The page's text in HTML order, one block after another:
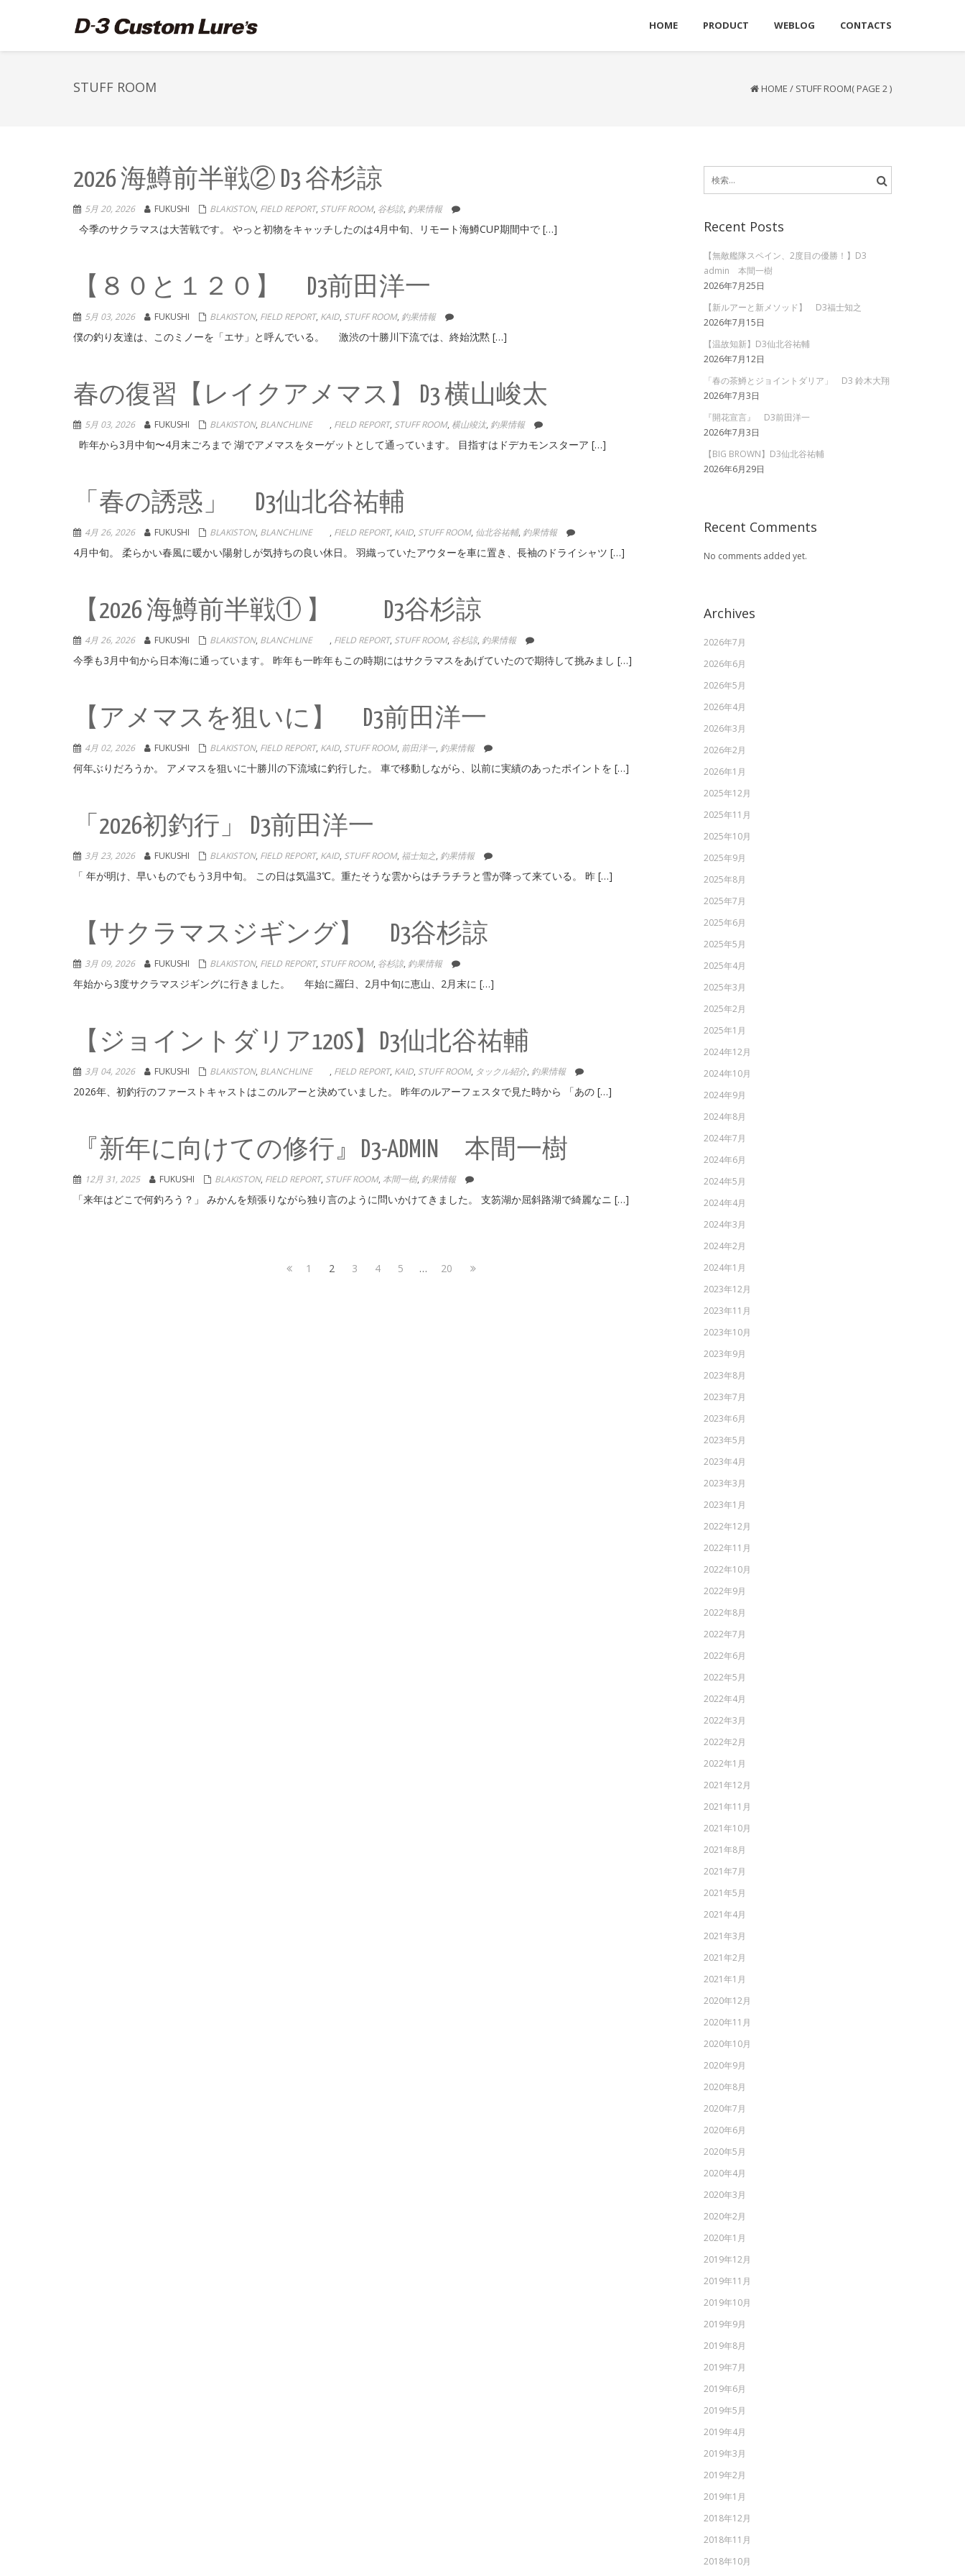
HOME PRODUCT WEBLOG CONTACTS
STUFF ROOM HOME / STUFF ROOM( PAGE 2 )
2026 海鱒前半戦② D3 谷杉諒
5月 20, 2026 FUKUSHI BLAKISTON, FIELD REPORT, STUFF ROOM, 谷杉諒, 釣果情報
今季のサクラマスは大苦戦です。 やっと初物をキャッチしたのは4月中旬、リモート海鱒CUP期間中で […]
【８０と１２０】 D3前田洋一
5月 03, 2026 FUKUSHI BLAKISTON, FIELD REPORT, KAID, STUFF ROOM, 釣果情報
僕の釣り友達は、このミノーを「エサ」と呼んでいる。 激渋の十勝川下流では、終始沈黙 […]
春の復習【レイクアメマス】 D3 横山峻太
5月 03, 2026 FUKUSHI BLAKISTON, BLANCHLINE , FIELD REPORT, STUFF ROOM, 横山竣汰, 釣果情報
昨年から3月中旬〜4月末ごろまで 湖でアメマスをターゲットとして通っています。 目指すはドデカモンスターア […]
「春の誘惑」 D3仙北谷祐輔
4月 26, 2026 FUKUSHI BLAKISTON, BLANCHLINE , FIELD REPORT, KAID, STUFF ROOM, 仙北谷祐輔, 釣果情報
4月中旬。 柔らかい春風に暖かい陽射しが気持ちの良い休日。 羽織っていたアウターを車に置き、長袖のドライシャツ […]
【2026 海鱒前半戦① 】 D3谷杉諒
4月 26, 2026 FUKUSHI BLAKISTON, BLANCHLINE , FIELD REPORT, STUFF ROOM, 谷杉諒, 釣果情報
今季も3月中旬から日本海に通っています。 昨年も一昨年もこの時期にはサクラマスをあげていたので期待して挑みまし […]
【アメマスを狙いに】 D3前田洋一
4月 02, 2026 FUKUSHI BLAKISTON, FIELD REPORT, KAID, STUFF ROOM, 前田洋一, 釣果情報
何年ぶりだろうか。 アメマスを狙いに十勝川の下流域に釣行した。 車で移動しながら、以前に実績のあったポイントを […]
「2026初釣行」 D3前田洋一
3月 23, 2026 FUKUSHI BLAKISTON, FIELD REPORT, KAID, STUFF ROOM, 福士知之, 釣果情報
「 年が明け、早いものでもう3月中旬。 この日は気温3℃。重たそうな雲からはチラチラと雪が降って来ている。 昨 […]
【サクラマスジギング】 D3谷杉諒
3月 09, 2026 FUKUSHI BLAKISTON, FIELD REPORT, STUFF ROOM, 谷杉諒, 釣果情報
年始から3度サクラマスジギングに行きました。 年始に羅臼、2月中旬に恵山、2月末に […]
【ジョイントダリア120S】D3仙北谷祐輔
3月 04, 2026 FUKUSHI BLAKISTON, BLANCHLINE , FIELD REPORT, KAID, STUFF ROOM, タックル紹介, 釣果情報
2026年、初釣行のファーストキャストはこのルアーと決めていました。 昨年のルアーフェスタで見た時から 「あの […]
『新年に向けての修行』D3-ADMIN 本間一樹
12月 31, 2025 FUKUSHI BLAKISTON, FIELD REPORT, STUFF ROOM, 本間一樹, 釣果情報
「来年はどこで何釣ろう？」 みかんを頬張りながら独り言のように問いかけてきました。 支笏湖か屈斜路湖で綺麗なニ […]
投
Page
1 Page
2 Page
3 Page
4 Page
5 … Page
20
Next
索:
Recent Posts
【無敵艦隊スペイン、2度目の優勝！】D3
admin 本間一樹
2026年7月25日
【新ルアーと新メソッド】 D3福士知之
2026年7月15日
【温故知新】D3仙北谷祐輔
2026年7月12日
「春の茶鱒とジョイントダリア」 D3 鈴木大翔
2026年7月3日
『開花宣言』 D3前田洋一
2026年7月3日
【BIG BROWN】D3仙北谷祐輔
2026年6月29日
Recent Comments
No comments added yet.
Archives
2026年7月
2026年6月
2026年5月
2026年4月
2026年3月
2026年2月
2026年1月
2025年12月
2025年11月
2025年10月
2025年9月
2025年8月
2025年7月
2025年6月
2025年5月
2025年4月
2025年3月
2025年2月
2025年1月
2024年12月
2024年10月
2024年9月
2024年8月
2024年7月
2024年6月
2024年5月
2024年4月
2024年3月
2024年2月
2024年1月
2023年12月
2023年11月
2023年10月
2023年9月
2023年8月
2023年7月
2023年6月
2023年5月
2023年4月
2023年3月
2023年1月
2022年12月
2022年11月
2022年10月
2022年9月
2022年8月
2022年7月
2022年6月
2022年5月
2022年4月
2022年3月
2022年2月
2022年1月
2021年12月
2021年11月
2021年10月
2021年8月
2021年7月
2021年5月
2021年4月
2021年3月
2021年2月
2021年1月
2020年12月
2020年11月
2020年10月
2020年9月
2020年8月
2020年7月
2020年6月
2020年5月
2020年4月
2020年3月
2020年2月
2020年1月
2019年12月
2019年11月
2019年10月
2019年9月
2019年8月
2019年7月
2019年6月
2019年5月
2019年4月
2019年3月
2019年2月
2019年1月
2018年12月
2018年11月
2018年10月